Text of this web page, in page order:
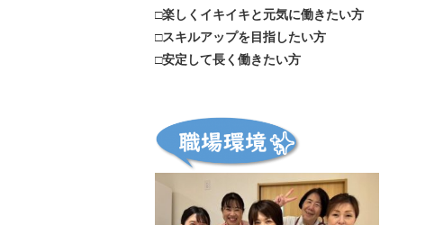
□楽しくイキイキと元気に働きたい方
□スキルアップを目指したい方
□安定して長く働きたい方